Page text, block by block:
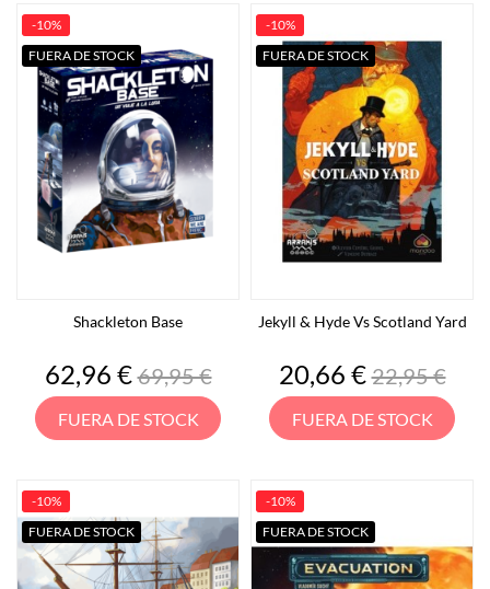
Shackleton Base
Precio
62,96 €Precio
base
69,95 €
FUERA DE STOCK
-10%
FUERA DE STOCK
Jekyll & Hyde Vs Scotland Yard
Precio
20,66 €Precio
base
22,95 €
FUERA DE STOCK
-10%
FUERA DE STOCK
-10%
FUERA DE STOCK
-10%
FUERA DE STOCK